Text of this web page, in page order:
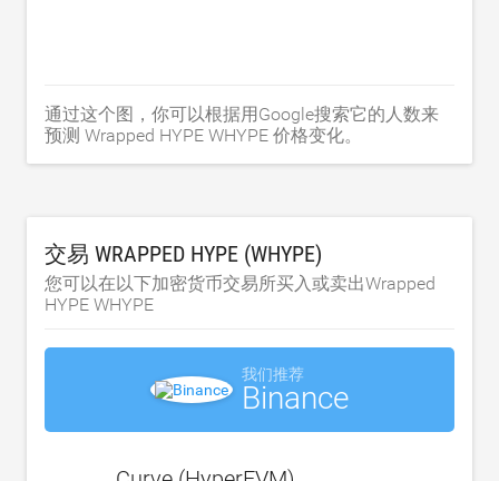
通过这个图，你可以根据用Google搜索它的人数来
预测 Wrapped HYPE WHYPE 价格变化。
交易 WRAPPED HYPE (WHYPE)
您可以在以下加密货币交易所买入或卖出Wrapped
HYPE WHYPE
我们推荐
Binance